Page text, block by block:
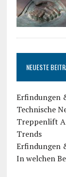
NEUESTE
Erfindungen
Technische
Treppenlift
Trends
Erfindungen
In welchen